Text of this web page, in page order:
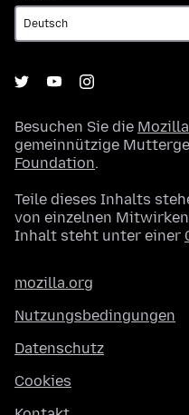
Besuchen Sie die
gemeinnützige
Foundation.
Teile dieses Inhalts
von einzelnen
Inhalt steht unter einer
mozilla.org
Nutzungsbedingungen
Datenschutz
Cookies